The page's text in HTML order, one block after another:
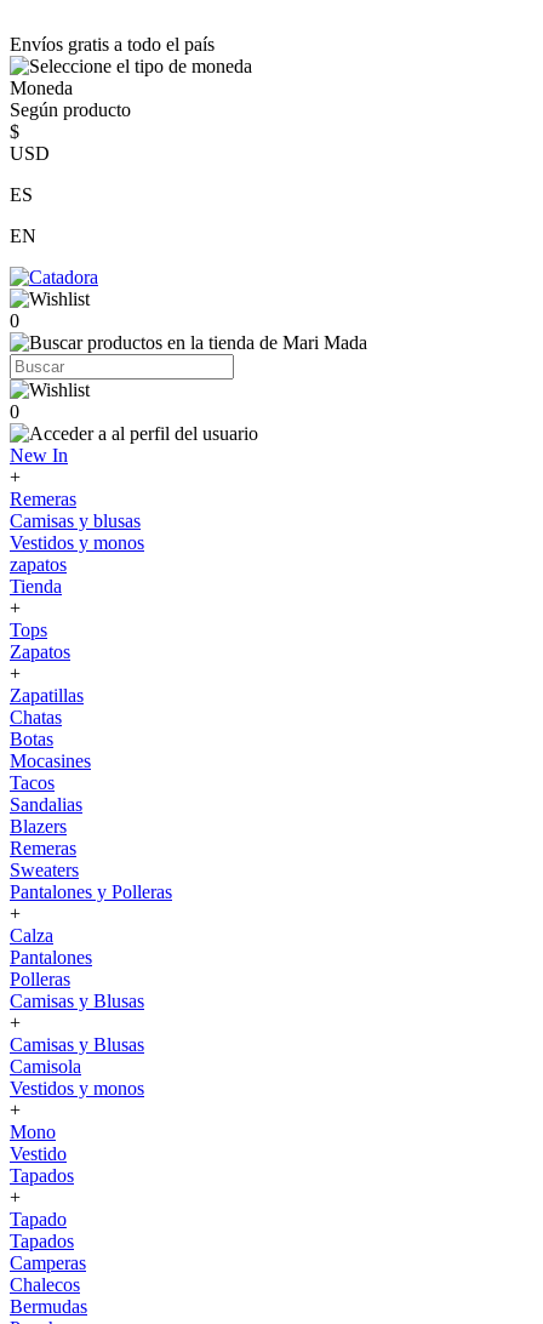
Envíos gratis a todo el país
Moneda
Según producto
$
USD
ES
EN
0
0
New In
+
Remeras
Camisas y blusas
Vestidos y monos
zapatos
Tienda
+
Tops
Zapatos
+
Zapatillas
Chatas
Botas
Mocasines
Tacos
Sandalias
Blazers
Remeras
Sweaters
Pantalones y Polleras
+
Calza
Pantalones
Polleras
Camisas y Blusas
+
Camisas y Blusas
Camisola
Vestidos y monos
+
Mono
Vestido
Tapados
+
Tapado
Tapados
Camperas
Chalecos
Bermudas